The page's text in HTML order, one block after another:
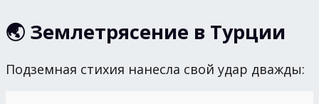
🌏 Землетрясение в Турции
Подземная стихия нанесла свой удар дважды: